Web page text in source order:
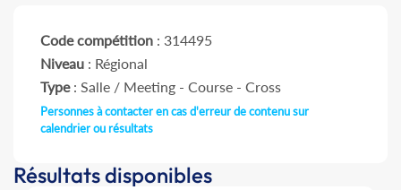
Code compétition : 314495
Niveau : Régional
Type: Salle / Meeting - Course - Cross
Personnes à contacter en cas d'erreur de contenu sur
calendrier ou résultats
Résultats disponibles